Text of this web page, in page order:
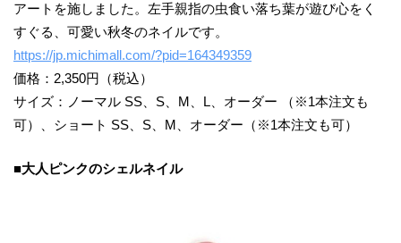
アートを施しました。左手親指の虫食い落ち葉が遊び心をく
すぐる、可愛い秋冬のネイルです。
https://jp.michimall.com/?pid=164349359
価格：2,350円（税込）
サイズ：ノーマル SS、S、M、L、オーダー （※1本注文も
可）、ショート SS、S、M、オーダー（※1本注文も可）
■大人ピンクのシェルネイル